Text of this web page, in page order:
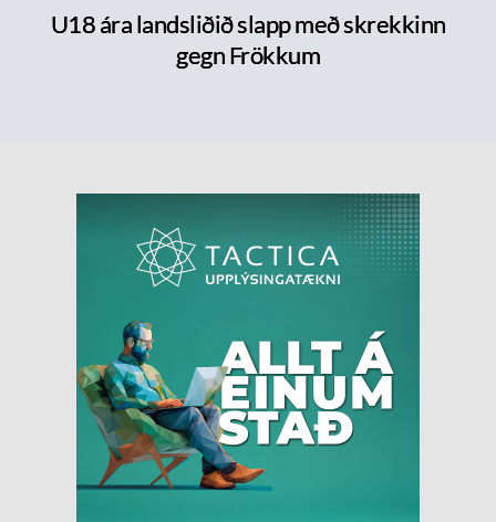
U18 ára landsliðið slapp með skrekkinn
gegn Frökkum